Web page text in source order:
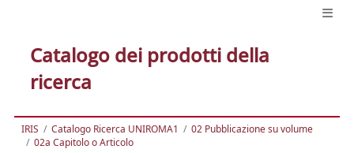
Catalogo dei prodotti della
ricerca
IRIS Catalogo Ricerca UNIROMA1
02 Pubblicazione su volume
02a Capitolo o Articolo